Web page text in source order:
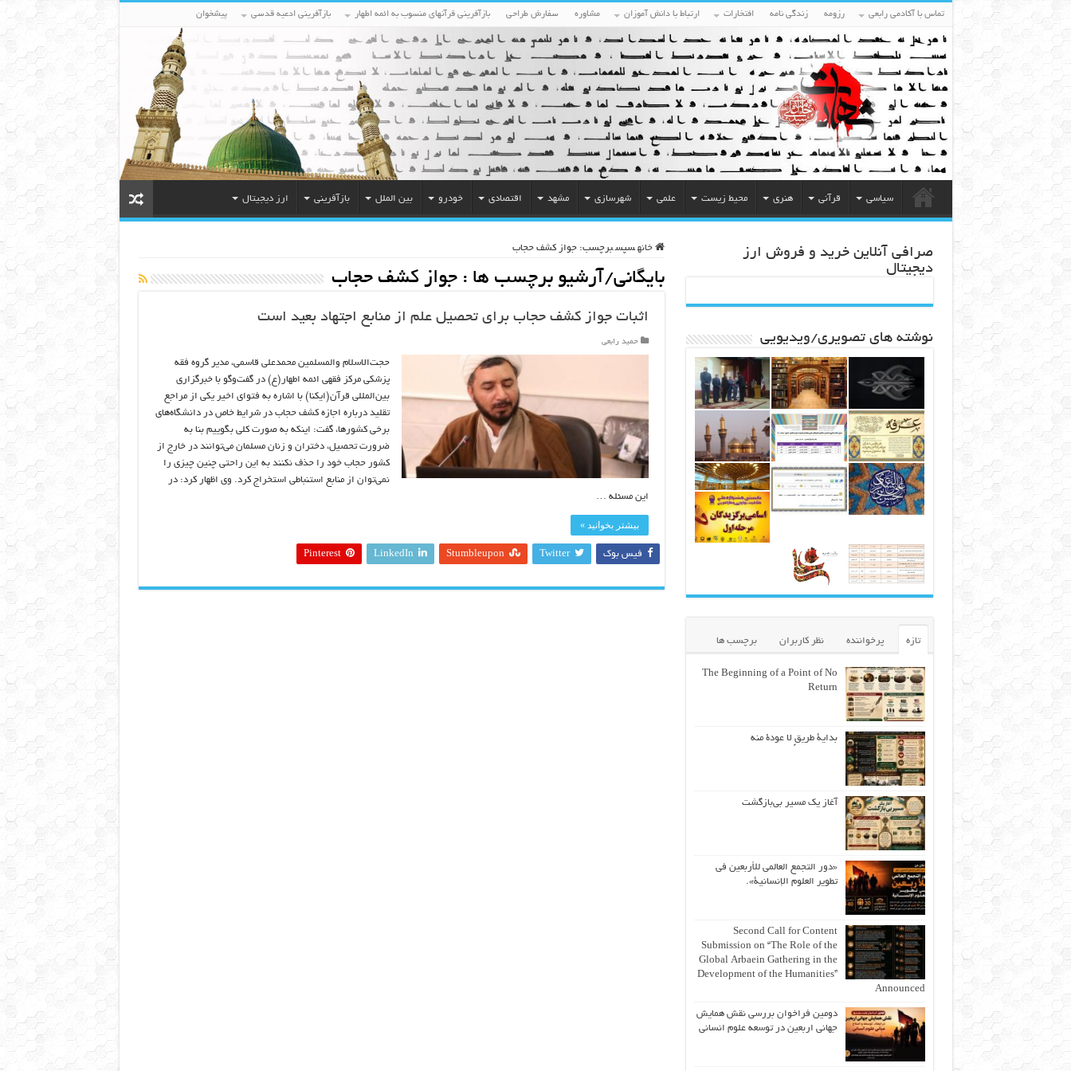
تماس با آکادمی رابعی رزومه زندگی نامه افتخارات ارتباط با دانش آموزان مشاوره سفارش طراحی بازآفرینی قرآنهای منسوب به ائمه اطهار بازآفرینی ادعیه قدسی پیشخوان
سیاسی قرآنی هنری محیط زیست علمی شهرسازی مشهد اقتصادی خودرو بین الملل بازآفرینی ارز دیجیتال
خانه سپس برچسب:جواز کشف حجاب
بایگانی/آرشیو برچسب ها :جواز کشف حجاب
اثبات جواز کشف حجاب برای تحصیل علم از منابع اجتهاد بعید است
حمید رابعی
حجت‌الاسلام والمسلمین محمدعلی قاسمی، مدیر گروه فقه
پزشکی مرکز فقهی ائمه اطهار(ع) در گفت‌وگو با خبرگزاری
بین‌المللی قرآن(ایکنا) با اشاره به فتوای اخیر یکی از مراجع
تقلید درباره اجازه کشف حجاب در شرایط خاص در دانشگاه‌های
برخی کشورها، گفت: اینکه به صورت کلی بگوییم بنا به
ضرورت تحصیل، دختران و زنان مسلمان می‌توانند در خارج از
کشور حجاب خود را حذف نکنند به این راحتی چنین چیزی را
نمی‌توان از منابع استنباطی استخراج کرد. وی اظهار کرد: در
این مسئله …
بیشتر بخوانید »
فیس بوک Twitter
Stumbleupon
LinkedIn
Pinterest
صرافی آنلاین خرید و فروش ارز
دیجیتال
نوشته های تصویری/ویدیویی
تازه پرخواننده نظر کاربران برچسب ها
The Beginning of a Point of No
Return
بداية طريقٍ لا عودة منه
آغاز یک مسیر بی‌بازگشت
«دور التجمع العالمي للأربعين في
تطوير العلوم الإنسانية».
Second Call for Content
Submission on “The Role of the
Global Arbaein Gathering in the
Development of the Humanities”
Announced
دومین فراخوان بررسی نقش همایش
جهانی اربعین در توسعه علوم انسانی